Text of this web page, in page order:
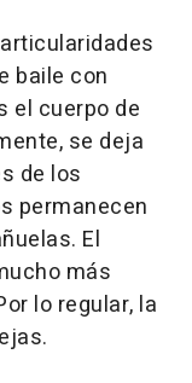
baile con
el cuerpo de
se deja
de los
permanecen
El
más
lo regular, la